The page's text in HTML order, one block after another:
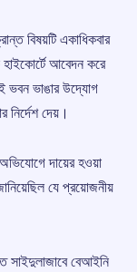
বিষয়টি একাধিকবার
আবেদন করে
ভবন ভাঙার উদ্যোগ
দেয়।
অভিযোগে দায়ের হওয়া
যে প্রয়োজনীয়
সাইদুলাজাবে বেআইনি